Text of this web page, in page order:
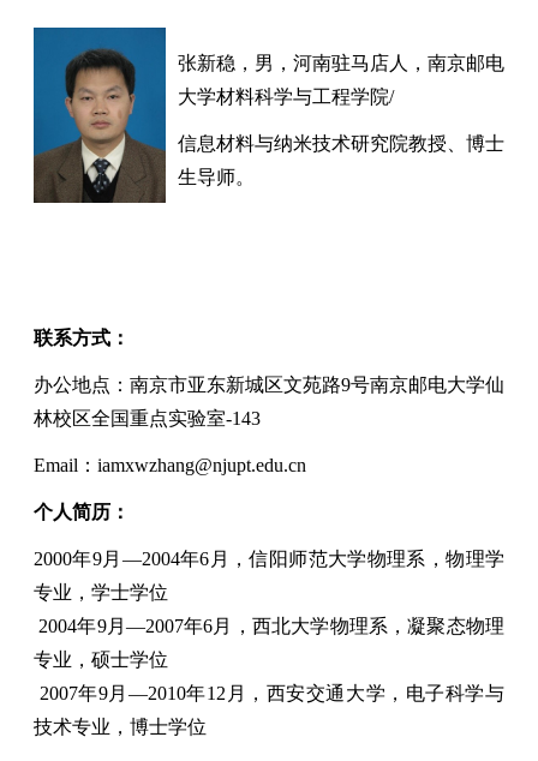
张新稳，男，河南驻马店人，南京邮电
大学材料科学与工程学院/
信息材料与纳米技术研究院教授、博士
生导师。
联系方式：
办公地点：南京市亚东新城区文苑路9号南京邮电大学仙
林校区全国重点实验室-143
Email ： iamxwzhang@njupt.edu.cn
个人简历：
2000年9月 —2004年6 月，信阳师范大学物理系，物理学
专业，学士学位
2004年9月 —2007年6月，西北大学物理系，凝聚态物理
专业，硕士学位
2007年9月 —2010年12 月，西安交通大学，电子科学与
技术专业，博士学位